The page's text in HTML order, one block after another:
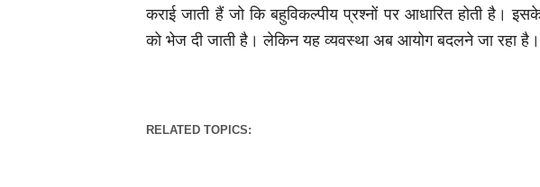
कराई जाती हैं जो कि बहुविकल्पीय प्रश्नों पर आधारित होती है।
को भेज दी जाती है। लेकिन यह व्यवस्था अब आयोग बदलने जा रहा है।
RELATED TOPICS: